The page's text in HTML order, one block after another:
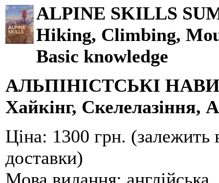
ALPINE SKILLS
Hiking, Climbing,
Basic knowledge
АЛЬПІНІСТСЬКІ
Хайкінг, Скелелазіння,
Ціна: 1300 грн. (залежить
доставки)